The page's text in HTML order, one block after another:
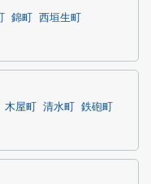
錦町
西垣生町
木屋町 清水町
鉄砲町